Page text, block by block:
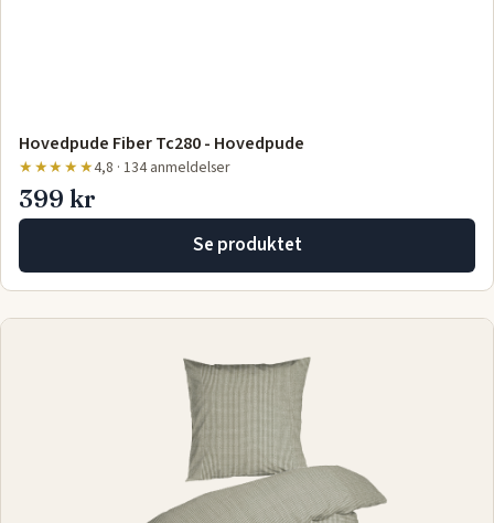
Hovedpude Fiber Tc280 - Hovedpude
★★★★★4,8 · 134 anmeldelser
399 kr
Se produktet